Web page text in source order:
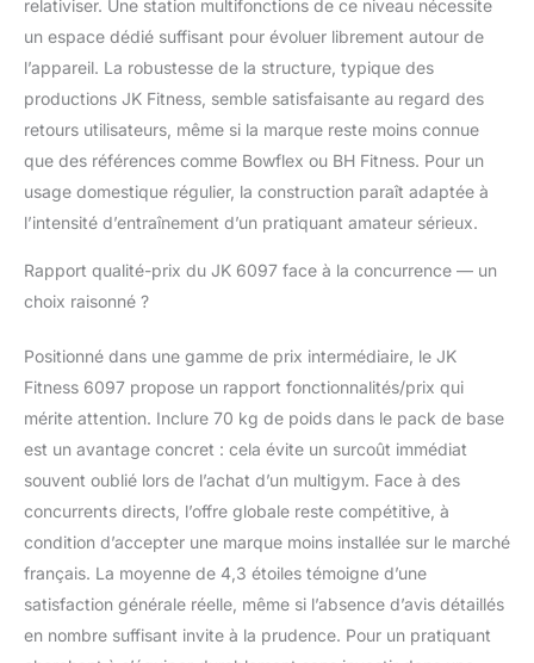
relativiser. Une station multifonctions de ce niveau nécessite
un espace dédié suffisant pour évoluer librement autour de
l’appareil. La robustesse de la structure, typique des
productions JK Fitness, semble satisfaisante au regard des
retours utilisateurs, même si la marque reste moins connue
que des références comme Bowflex ou BH Fitness. Pour un
usage domestique régulier, la construction paraît adaptée à
l’intensité d’entraînement d’un pratiquant amateur sérieux.
Rapport qualité-prix du JK 6097 face à la concurrence — un
choix raisonné ?
Positionné dans une gamme de prix intermédiaire, le JK
Fitness 6097 propose un rapport fonctionnalités/prix qui
mérite attention. Inclure 70 kg de poids dans le pack de base
est un avantage concret : cela évite un surcoût immédiat
souvent oublié lors de l’achat d’un multigym. Face à des
concurrents directs, l’offre globale reste compétitive, à
condition d’accepter une marque moins installée sur le marché
français. La moyenne de 4,3 étoiles témoigne d’une
satisfaction générale réelle, même si l’absence d’avis détaillés
en nombre suffisant invite à la prudence. Pour un pratiquant